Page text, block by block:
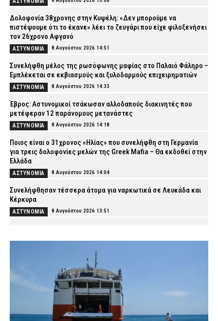
Δολοφονία 38χρονης στην Κυψέλη: «Δεν μπορούμε να
πιστέψουμε ότι το έκανε» λέει το ζευγάρι που είχε φιλοξενήσει
τον 26χρονο Αφγανό
ΑΣΤΥΝΟΜΙΑ 8 Αυγούστου 2026 14:51
Συνελήφθη μέλος της ρωσόφωνης μαφίας στο Παλαιό Φάληρο –
Εμπλέκεται σε εκβιασμούς και ξυλοδαρμούς επιχειρηματιών
ΑΣΤΥΝΟΜΙΑ 8 Αυγούστου 2026 14:33
Έβρος: Αστυνομικοί τσάκωσαν αλλοδαπούς διακινητές που
μετέφεραν 12 παράνομους μετανάστες
ΑΣΤΥΝΟΜΙΑ 8 Αυγούστου 2026 14:18
Ποιος είναι ο 31χρονος «Ηλίας» που συνελήφθη στη Γερμανία
για τρεις δολοφονίες μελών της Greek Mafia – Θα εκδοθεί στην
Ελλάδα
ΑΣΤΥΝΟΜΙΑ 8 Αυγούστου 2026 14:04
Συνελήφθησαν τέσσερα άτομα για ναρκωτικά σε Λευκάδα και
Κέρκυρα
ΑΣΤΥΝΟΜΙΑ 8 Αυγούστου 2026 13:51
8 Αυγούστου 2026 13:39
ΕΛ.ΑΣ.: Προήχθη ο Διοικητής του Α.Τ. Αλεξάνδρειας, Δημήτρης
ΣΩΜΑΤΑ ΑΣΦΑΛΕΙΑΣ 8 Αυγούστου 2026 13:25
ΑΑΔΕ: Άνοιξε εκ νέου το σύστημα Ενιαίας Αίτησης Ενίσχυσης